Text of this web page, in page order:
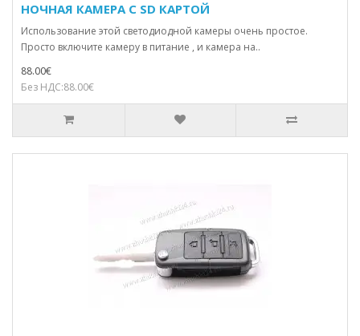
НОЧНАЯ КАМЕРА С SD КАРТОЙ
Использование этой светодиодной камеры очень простое.
Просто включите камеру в питание , и камера на..
88.00€
Без НДС:88.00€